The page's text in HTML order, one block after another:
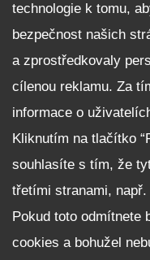
Zásady
Upozornění pro
technologie k tomu,
bezpečnost našich
a zprostředkovaly
cílenou reklamu. Za
informace o
Kliknutím na tlačítko
souhlasíte s tím, že
třetími stranami,
Pokud toto odmítnete
cookies a bohužel